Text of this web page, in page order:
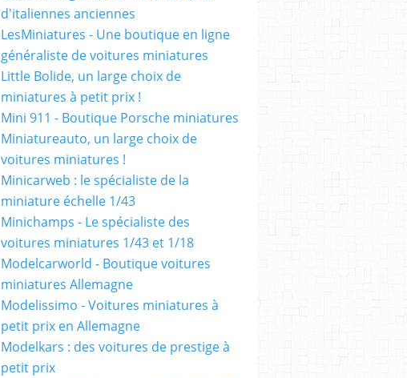
d'italiennes anciennes
LesMiniatures - Une boutique en ligne
généraliste de voitures miniatures
Little Bolide, un large choix de
miniatures à petit prix !
Mini 911 - Boutique Porsche miniatures
Miniatureauto, un large choix de
voitures miniatures !
Minicarweb : le spécialiste de la
miniature échelle 1/43
Minichamps - Le spécialiste des
voitures miniatures 1/43 et 1/18
Modelcarworld - Boutique voitures
miniatures Allemagne
Modelissimo - Voitures miniatures à
petit prix en Allemagne
Modelkars : des voitures de prestige à
petit prix